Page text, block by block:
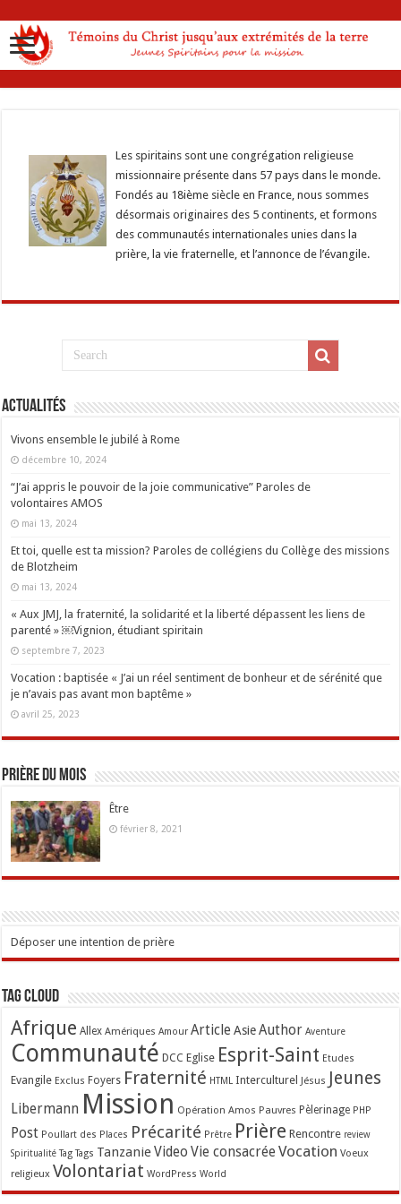
Les spiritains sont une congrégation religieuse
missionnaire présente dans 57 pays dans le monde.
Fondés au 18ième siècle en France, nous sommes
désormais originaires des 5 continents, et formons
des communautés internationales unies dans la
prière, la vie fraternelle, et l’annonce de l’évangile.
Actualités
Vivons ensemble le jubilé à Rome
décembre 10, 2024
“J’ai appris le pouvoir de la joie communicative” Paroles de
volontaires AMOS
mai 13, 2024
Et toi, quelle est ta mission? Paroles de collégiens du Collège des missions
de Blotzheim
mai 13, 2024
« Aux JMJ, la fraternité, la solidarité et la liberté dépassent les liens de
parenté » ￼Vignion, étudiant spiritain
septembre 7, 2023
Vocation : baptisée « J’ai un réel sentiment de bonheur et de sérénité que
je n’avais pas avant mon baptême »
avril 25, 2023
Prière du mois
Être
février 8, 2021
Déposer une intention de prière
Tag Cloud
Afrique Allex Amériques Amour Article Asie Author Aventure
Communauté DCC Eglise Esprit-Saint Etudes
Evangile Exclus Foyers Fraternité HTML Interculturel Jésus Jeunes
Libermann Mission Opération Amos Pauvres Pèlerinage PHP
Post Poullart des Places Précarité Prêtre Prière Rencontre review
Spiritualité Tag Tags TanzanieVideo Vie consacrée Vocation Voeux
religieux Volontariat WordPress World